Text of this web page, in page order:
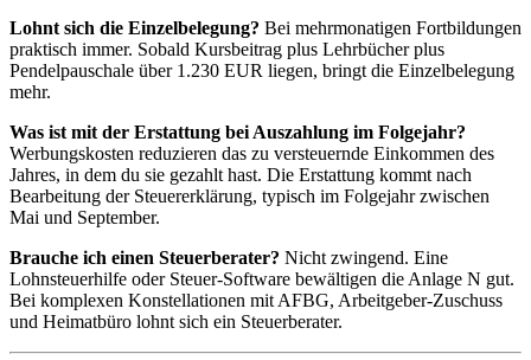
Lohnt sich die Einzelbelegung? Bei mehrmonatigen Fortbildungen
praktisch immer. Sobald Kursbeitrag plus Lehrbücher plus
Pendelpauschale über 1.230 EUR liegen, bringt die Einzelbelegung
mehr.
Was ist mit der Erstattung bei Auszahlung im Folgejahr?
Werbungskosten reduzieren das zu versteuernde Einkommen des
Jahres, in dem du sie gezahlt hast. Die Erstattung kommt nach
Bearbeitung der Steuererklärung, typisch im Folgejahr zwischen
Mai und September.
Brauche ich einen Steuerberater? Nicht zwingend. Eine
Lohnsteuerhilfe oder Steuer-Software bewältigen die Anlage N gut.
Bei komplexen Konstellationen mit AFBG, Arbeitgeber-Zuschuss
und Heimatbüro lohnt sich ein Steuerberater.